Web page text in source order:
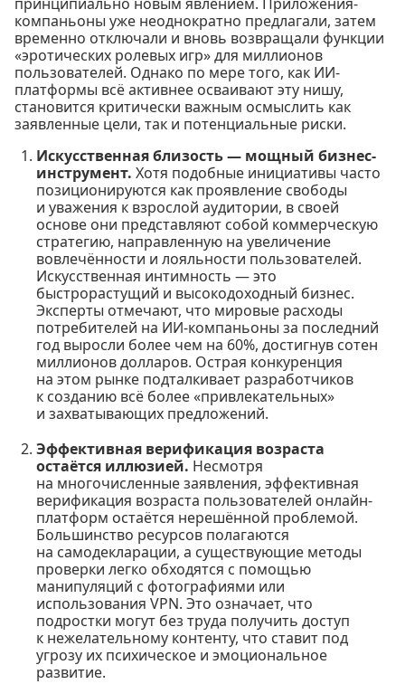
принципиально новым явлением. Приложения-
компаньоны уже неоднократно предлагали, затем
временно отключали и вновь возвращали функции
«эротических ролевых игр» для миллионов
пользователей. Однако по мере того, как ИИ-
платформы всё активнее осваивают эту нишу,
становится критически важным осмыслить как
заявленные цели, так и потенциальные риски.
Искусственная близость — мощный бизнес-
инструмент. Хотя подобные инициативы часто
позиционируются как проявление свободы
и уважения к взрослой аудитории, в своей
основе они представляют собой коммерческую
стратегию, направленную на увеличение
вовлечённости и лояльности пользователей.
Искусственная интимность — это
быстрорастущий и высокодоходный бизнес.
Эксперты отмечают, что мировые расходы
потребителей на ИИ-компаньоны за последний
год выросли более чем на 60%, достигнув сотен
миллионов долларов. Острая конкуренция
на этом рынке подталкивает разработчиков
к созданию всё более «привлекательных»
и захватывающих предложений.
Эффективная верификация возраста
остаётся иллюзией. Несмотря
на многочисленные заявления, эффективная
верификация возраста пользователей онлайн-
платформ остаётся нерешённой проблемой.
Большинство ресурсов полагаются
на самодекларации, а существующие методы
проверки легко обходятся с помощью
манипуляций с фотографиями или
использования VPN. Это означает, что
подростки могут без труда получить доступ
к нежелательному контенту, что ставит под
угрозу их психическое и эмоциональное
развитие.